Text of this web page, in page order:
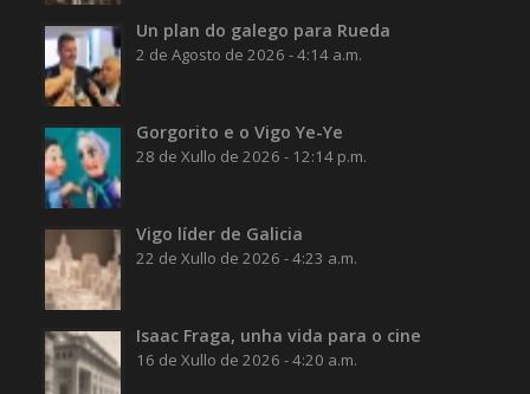
Un plan do galego para Rueda
2 de Agosto de 2026 - 4:14 a.m.
Gorgorito e o Vigo Ye-Ye
28 de Xullo de 2026 - 12:14 p.m.
Vigo líder de Galicia
22 de Xullo de 2026 - 4:23 a.m.
Isaac Fraga, unha vida para o cine
16 de Xullo de 2026 - 4:20 a.m.